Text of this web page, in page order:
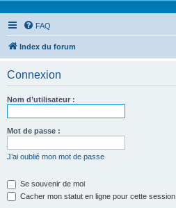
FAQ
Index du forum
Connexion
Nom d’utilisateur :
Mot de passe :
J’ai oublié mon mot de passe
Se souvenir de moi
Cacher mon statut en ligne pour cette session